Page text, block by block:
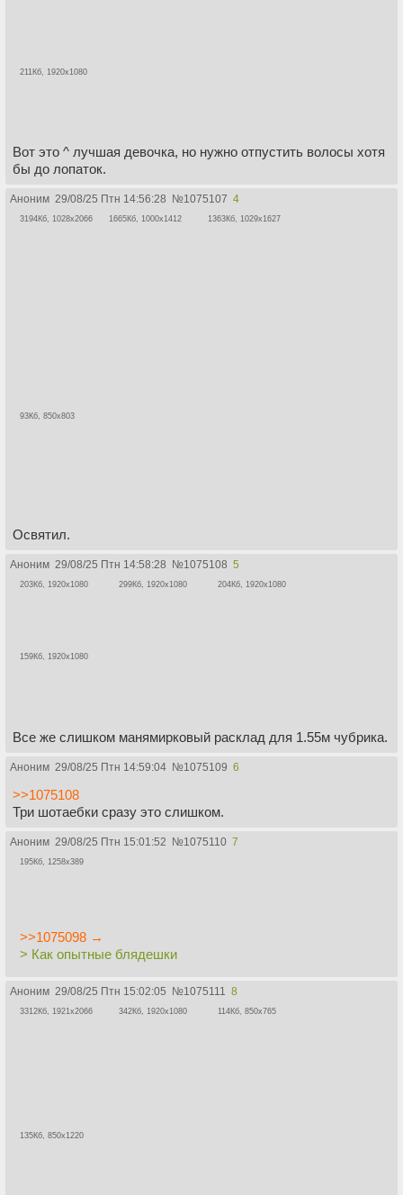
211Кб, 1920x1080
Вот это ^ лучшая девочка, но нужно отпустить волосы хотя
бы до лопаток.
Аноним 29/08/25 Птн 14:56:28 №1075107 4
3194Кб, 1028x2066 1665Кб, 1000x1412 1363Кб, 1029x1627
93Кб, 850x803
Освятил.
Аноним 29/08/25 Птн 14:58:28 №1075108 5
203Кб, 1920x1080 299Кб, 1920x1080 204Кб, 1920x1080
159Кб, 1920x1080
Все же слишком манямирковый расклад для 1.55м чубрика.
Аноним 29/08/25 Птн 14:59:04 №1075109 6
>>1075108
Три шотаебки сразу это слишком.
Аноним 29/08/25 Птн 15:01:52 №1075110 7
195Кб, 1258x389
>>1075098 →
> Как опытные блядешки
Аноним 29/08/25 Птн 15:02:05 №1075111 8
3312Кб, 1921x2066 342Кб, 1920x1080 114Кб, 850x765
135Кб, 850x1220